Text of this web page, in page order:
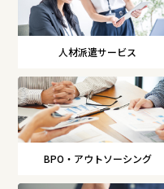
人材派遣サービス
BPO・アウトソーシング